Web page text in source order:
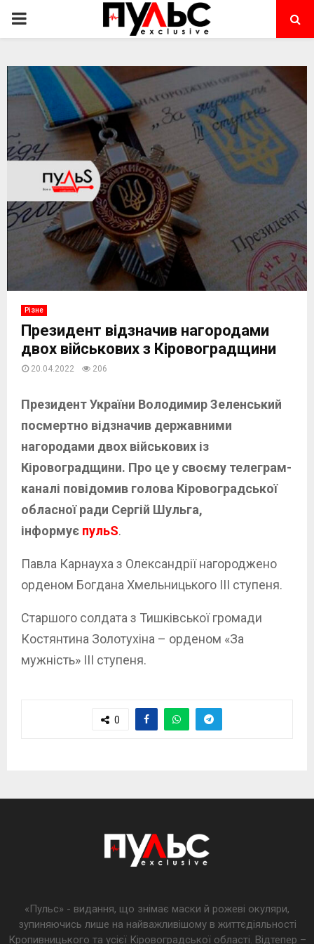
PRIMARY
Різне
Президент відзначив нагородами
двох військових з Кіровоградщини
20.04.2022 206
Президент України Володимир Зеленський
посмертно відзначив державними
нагородами двох військових із
Кіровоградщини. Про це у своєму телеграм-
каналі повідомив голова Кіровоградської
обласної ради Сергій Шульга,
інформує пульS.
Павла Карнауха з Олександрії нагороджено
орденом Богдана Хмельницького ІІІ ступеня.
Старшого солдата з Тишківської громади
Костянтина Золотухіна – орденом «За
мужність» ІІІ ступеня.
0
«Пульс» - видання, що знімає маски й рожеві окуляри,
зупиняючись лише на найважливішому в життєдіяльності
Кропивницького та усієї Кіровоградської області. Відтепер –